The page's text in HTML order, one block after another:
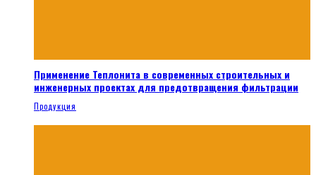
Применение Теплонита в современных строительных и
инженерных проектах для предотвращения фильтрации
Продукция